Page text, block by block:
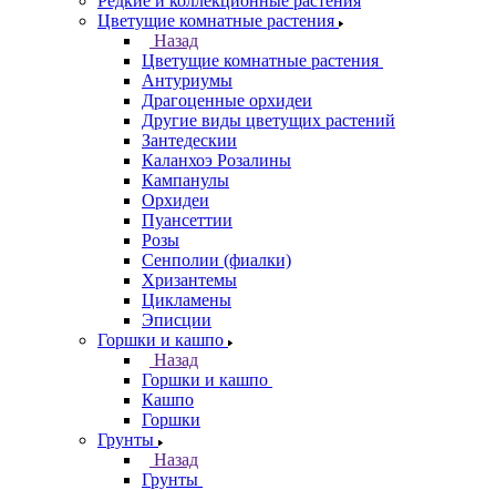
Цветущие комнатные растения
Назад
Цветущие комнатные растения
Антуриумы
Драгоценные орхидеи
Другие виды цветущих растений
Зантедескии
Каланхоэ Розалины
Кампанулы
Орхидеи
Пуансеттии
Розы
Сенполии (фиалки)
Хризантемы
Цикламены
Эписции
Горшки и кашпо
Назад
Горшки и кашпо
Кашпо
Горшки
Грунты
Назад
Грунты